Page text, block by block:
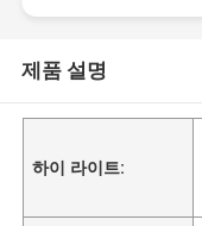
제품 설명
하이 라이트: